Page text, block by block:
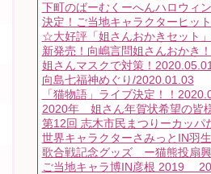
下町のばーむくーへんハロウィ
決定！ご当地キャラクターヒッ
☆大好評「姐さんおかきセット
新発売！向嶋言問姐さんおかき
姐さんマスクで対策！2020.05.01
向島七福神めぐり/2020.01.03
「猫物語」ライブ決定！！
2020年 姐さん年賀状希望の皆
第12回 志木市民まつりーカッパ
世界キャラクターさみっとIN
歌合戦記念グッズ ー猫熊投扇
ご当地キャラ博IN彦根 2019